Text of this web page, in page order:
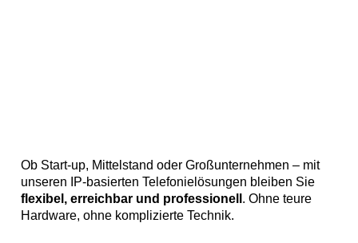
Ob Start-up, Mittelstand oder Großunternehmen – mit
unseren IP-basierten Telefonielösungen bleiben Sie
flexibel, erreichbar und professionell . Ohne teure
Hardware, ohne komplizierte Technik.